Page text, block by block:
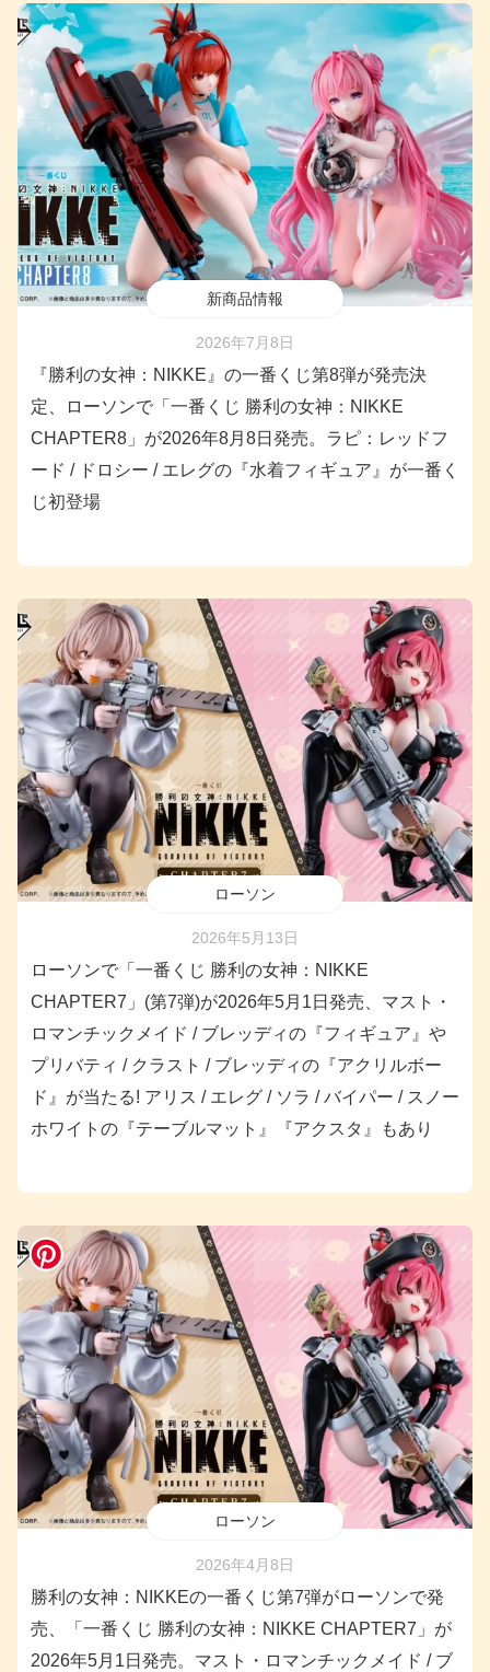
新商品情報
2026年7月8日
『勝利の女神：NIKKE』の一番くじ第8弾が発売決
定、ローソンで「一番くじ 勝利の女神：NIKKE
CHAPTER8」が2026年8月8日発売。ラピ：レッドフ
ード / ドロシー / エレグの『水着フィギュア』が一番く
じ初登場
ローソン
2026年5月13日
ローソンで「一番くじ 勝利の女神：NIKKE
CHAPTER7」(第7弾)が2026年5月1日発売、マスト・
ロマンチックメイド / ブレッディの『フィギュア』や
プリバティ / クラスト / ブレッディの『アクリルボー
ド』が当たる! アリス / エレグ / ソラ / バイパー / スノー
ホワイトの『テーブルマット』『アクスタ』もあり
ローソン
2026年4月8日
勝利の女神：NIKKEの一番くじ第7弾がローソンで発
売、「一番くじ 勝利の女神：NIKKE CHAPTER7」が
2026年5月1日発売。マスト・ロマンチックメイド / ブ